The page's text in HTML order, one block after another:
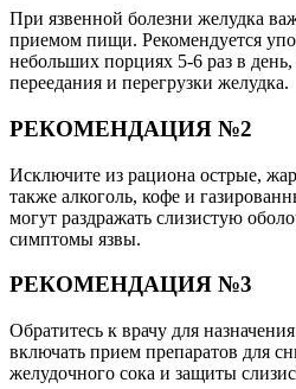
При язвенной болезни желудка
приемом пищи. Рекомендуется
небольших порциях 5-6 раз в
переедания и перегрузки желудка.
РЕКОМЕНДАЦИЯ №2
Исключите из рациона острые,
также алкоголь, кофе и
могут раздражать слизистую
симптомы язвы.
РЕКОМЕНДАЦИЯ №3
Обратитесь к врачу для
включать прием препаратов для
желудочного сока и защиты